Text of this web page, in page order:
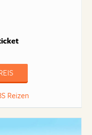
Reizen